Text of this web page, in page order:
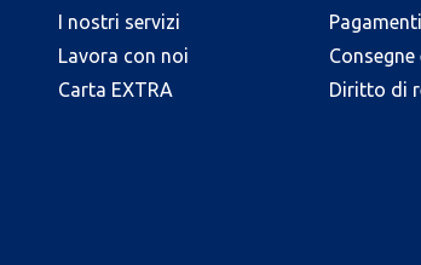
I nostri servizi
Lavora con noi
Carta EXTRA
Pagamenti
Diritto di